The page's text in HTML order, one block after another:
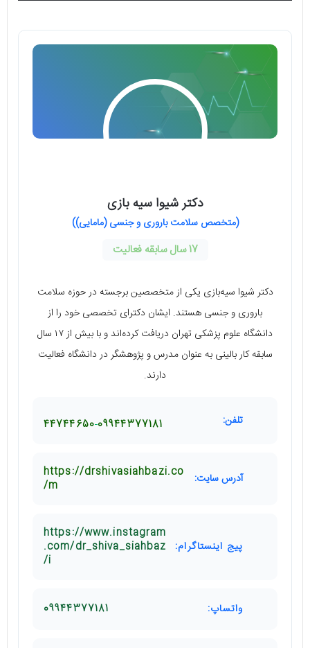
دکتر شیوا سیه بازی
(متخصص سلامت باروری و جنسی (مامایی))
17 سال سابقه فعالیت
دکتر شیوا سیه‌بازی یکی از متخصصین برجسته در حوزه سلامت
باروری و جنسی هستند. ایشان دکترای تخصصی خود را از
دانشگاه علوم پزشکی تهران دریافت کرده‌اند و با بیش از ۱۷ سال
سابقه کار بالینی به عنوان مدرس و پژوهشگر در دانشگاه فعالیت
دارند.
تلفن: 09944377181
44744650
آدرس سایت:
https://drshivasiahbazi.co
m/
پیج اینستاگرام:
https://www.instagram
.com/dr_shiva_siahbaz
i/
واتساپ: 09944377181